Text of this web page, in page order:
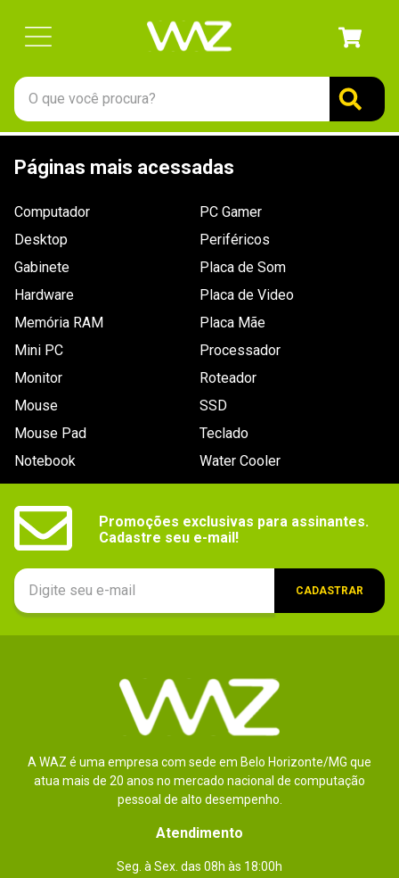
O que você procura?
Páginas mais acessadas
Computador
Desktop
Gabinete
Hardware
Memória RAM
Mini PC
Monitor
Mouse
Mouse Pad
Notebook
PC Gamer
Periféricos
Placa de Som
Placa de Video
Placa Mãe
Processador
Roteador
SSD
Teclado
Water Cooler
Promoções exclusivas para assinantes.
Cadastre seu e-mail!
CADASTRAR
A WAZ é uma empresa com sede em Belo Horizonte/MG que
atua mais de 20 anos no mercado nacional de computação
pessoal de alto desempenho.
Atendimento
Seg. à Sex. das 08h às 18:00h
1º
gabinete
ssd
teclado
openbox
mouse
jonsbo
controle